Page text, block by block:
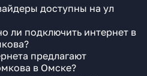
доступны на ул
ли подключить интернет в
предлагают
в Омске?